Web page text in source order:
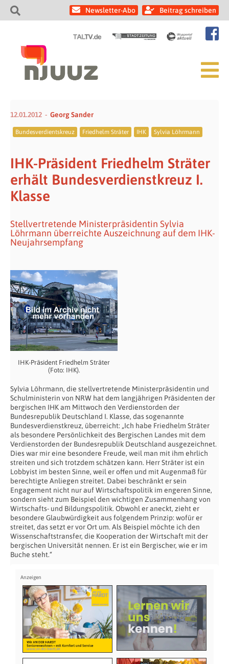
Newsletter-Abo Beitrag schreiben
12.01.2012 Georg Sander
Bundesverdientskreuz Friedhelm Sträter IHK Sylvia Löhrmann
IHK-Präsident Friedhelm Sträter
erhält Bundesverdienstkreuz I.
Klasse
Stellvertretende Ministerpräsidentin Sylvia
Löhrmann überreichte Auszeichnung auf dem IHK-
Neujahrsempfang
IHK-Präsident Friedhelm Sträter
(Foto: IHK).
Sylvia Löhrmann, die stellvertretende Ministerpräsidentin und
Schulministerin von NRW hat dem langjährigen Präsidenten der
bergischen IHK am Mittwoch den Verdienstorden der
Bundesrepublik Deutschland I. Klasse, das sogenannte
Bundesverdienstkreuz, überreicht: „Ich habe Friedhelm Sträter
als besondere Persönlichkeit des Bergischen Landes mit dem
Verdienstorden der Bundesrepublik Deutschland ausgezeichnet.
Dies war mir eine besondere Freude, weil man mit ihm ehrlich
streiten und sich trotzdem schätzen kann. Herr Sträter ist ein
Lobbyist im besten Sinne, weil er offen und mit Augenmaß für
berechtigte Anliegen streitet. Dabei beschränkt er sein
Engagement nicht nur auf Wirtschaftspolitik im engeren Sinne,
sondern sieht zum Beispiel den wichtigen Zusammenhang von
Wirtschafts- und Bildungspolitik. Obwohl er aneckt, zieht er
besondere Glaubwürdigkeit aus folgendem Prinzip: wofür er
streitet, das setzt er vor Ort um. Als Beispiel möchte ich den
Wissenschaftstransfer, die Kooperation der Wirtschaft mit der
bergischen Universität nennen. Er ist ein Bergischer, wie er im
Buche steht.“